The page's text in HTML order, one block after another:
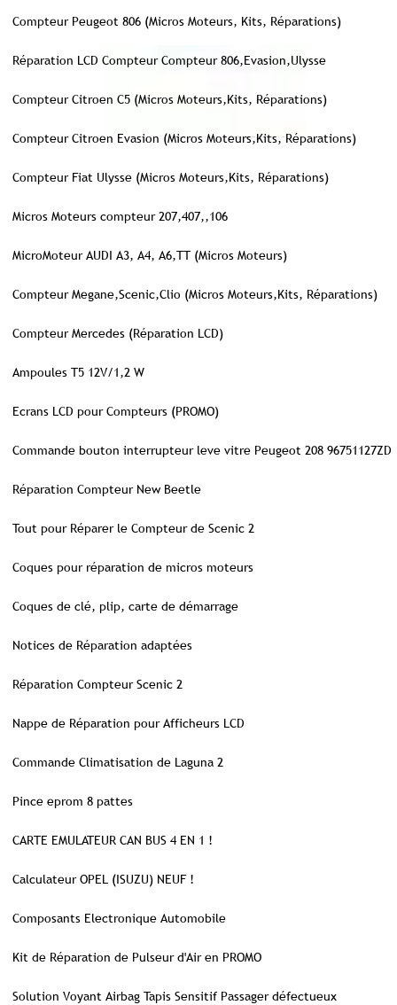
Compteur Peugeot 806 (Micros Moteurs, Kits, Réparations)
Réparation LCD Compteur Compteur 806,Evasion,Ulysse
Compteur Citroen C5 (Micros Moteurs,Kits, Réparations)
Compteur Citroen Evasion (Micros Moteurs,Kits, Réparations)
Compteur Fiat Ulysse (Micros Moteurs,Kits, Réparations)
Micros Moteurs compteur 207,407,,106
MicroMoteur AUDI A3, A4, A6,TT (Micros Moteurs)
Compteur Megane,Scenic,Clio (Micros Moteurs,Kits, Réparations)
Compteur Mercedes (Réparation LCD)
Ampoules T5 12V/1,2 W
Ecrans LCD pour Compteurs (PROMO)
Commande bouton interrupteur leve vitre Peugeot 208 96751127ZD
Réparation Compteur New Beetle
Tout pour Réparer le Compteur de Scenic 2
Coques pour réparation de micros moteurs
Coques de clé, plip, carte de démarrage
Notices de Réparation adaptées
Réparation Compteur Scenic 2
Nappe de Réparation pour Afficheurs LCD
Commande Climatisation de Laguna 2
Pince eprom 8 pattes
CARTE EMULATEUR CAN BUS 4 EN 1 !
Calculateur OPEL (ISUZU) NEUF !
Composants Electronique Automobile
Kit de Réparation de Pulseur d'Air en PROMO
Solution Voyant Airbag Tapis Sensitif Passager défectueux